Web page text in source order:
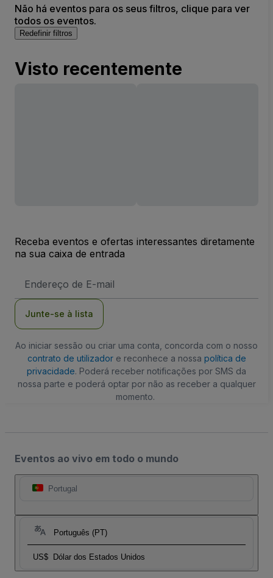
Não há eventos para os seus filtros, clique para ver
todos os eventos.
Redefinir filtros
Visto recentemente
Receba eventos e ofertas interessantes diretamente
na sua caixa de entrada
de
Junte-se à lista
Ao iniciar sessão ou criar uma conta, concorda com o nosso
contrato de utilizadore reconhece a nossa política de
privacidade. Poderá receber notificações por SMS da
nossa parte e poderá optar por não as receber a qualquer
momento.
Eventos ao vivo em todo o mundo
Portugal
Português (PT)
US$ Dólar dos Estados Unidos